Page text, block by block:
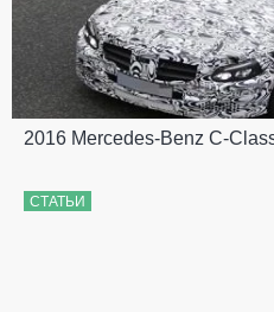
2016 Mercedes-Benz C-
СТАТЬИ